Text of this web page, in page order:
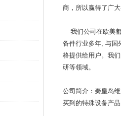
商，所以赢得了广
我们公司在欧美都
备件行业多年, 与国
格提供给用户。我
研等领域。
公司简介：秦皇岛
买到的特殊设备产